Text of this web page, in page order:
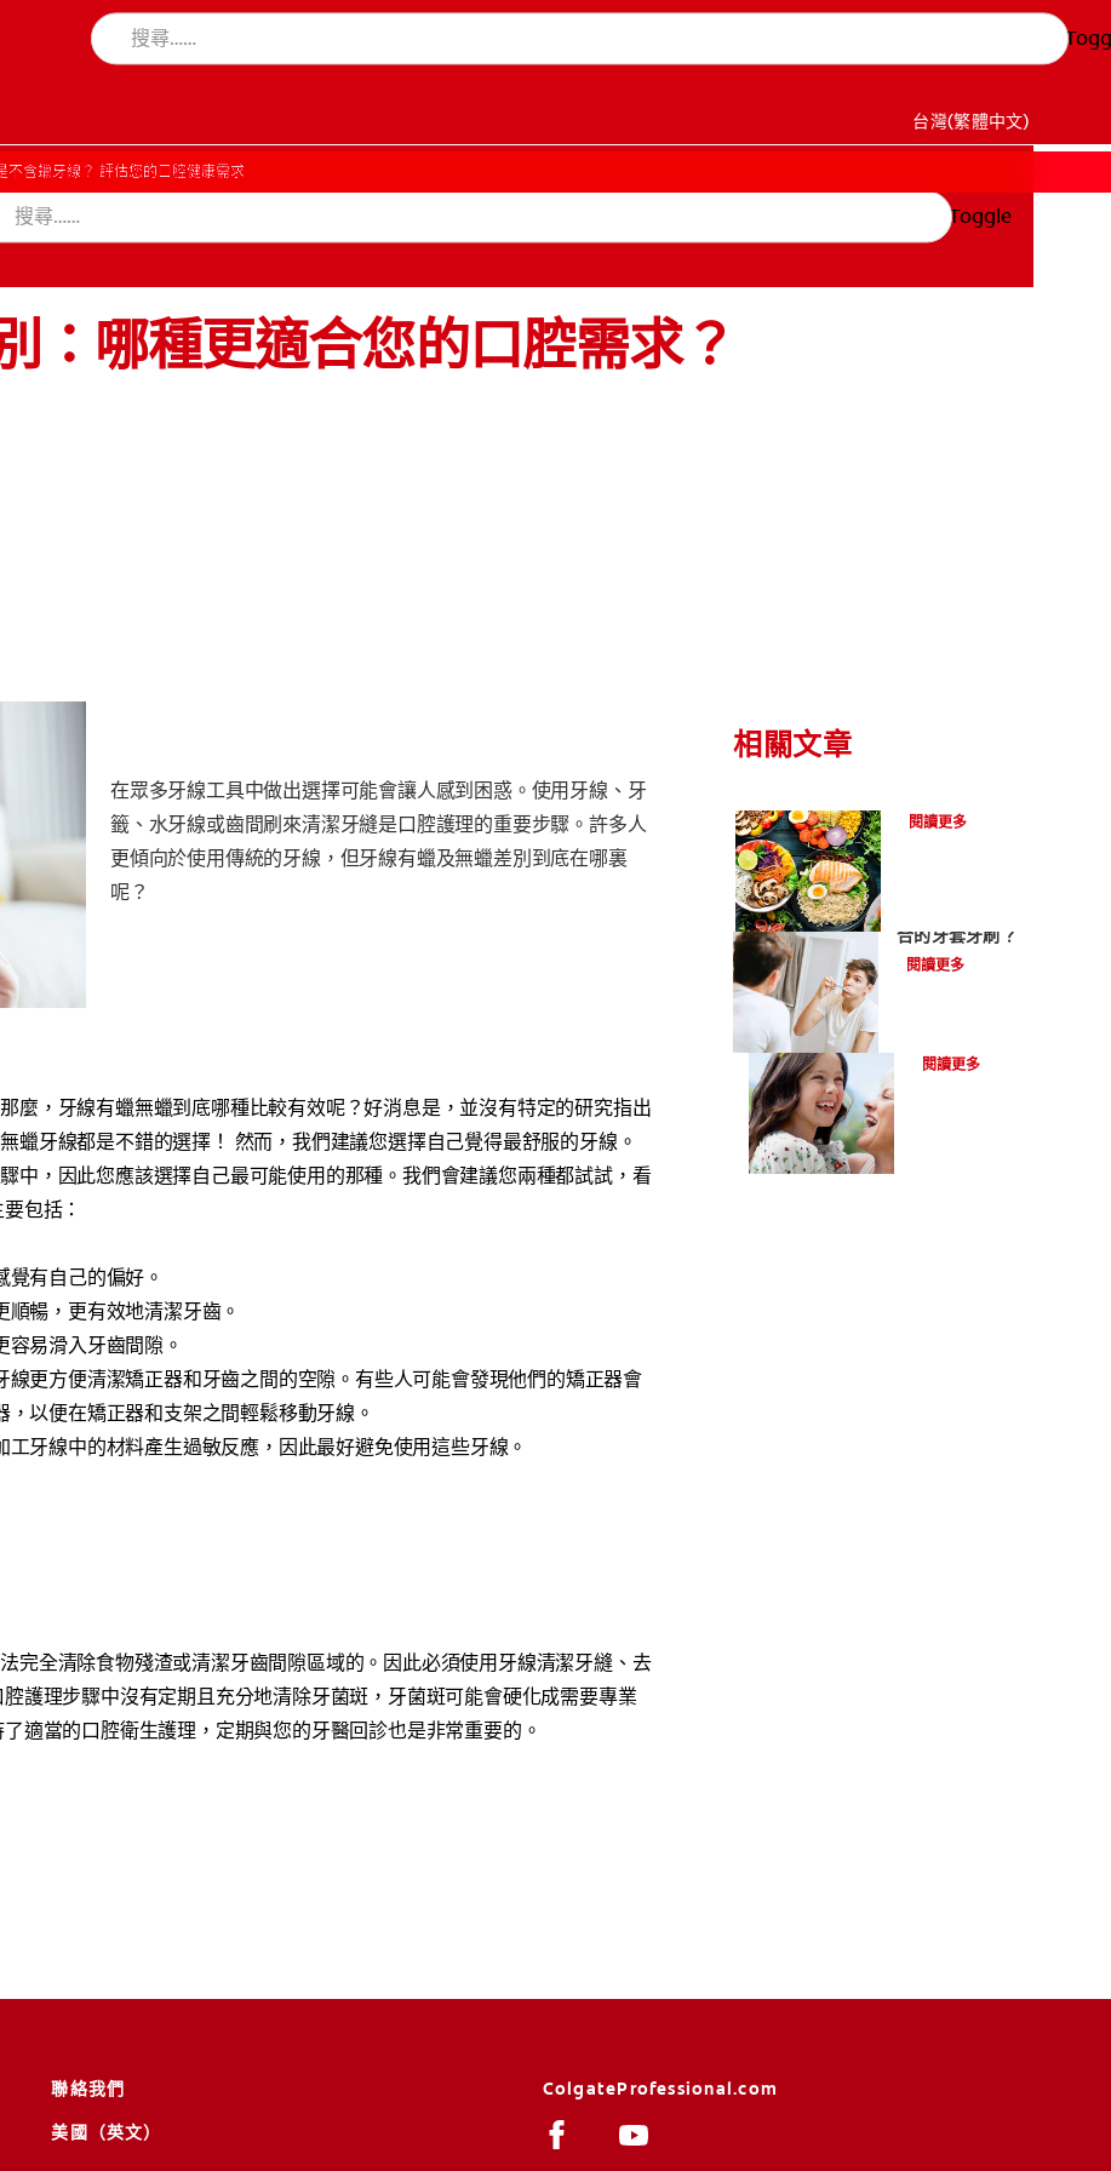
台灣(繁體中文)
Toggle
不含蠟牙線？ 評估您的口腔健康需求
：哪種更適合您的口腔需求？
在眾多牙線工具中做出選擇可能會讓人感到困惑。使用牙線、牙
籤、水牙線或齒間刷來清潔牙縫是口腔護理的重要步驟。許多人
更傾向於使用傳統的牙線，但牙線有蠟及無蠟差別到底在哪裏
呢？
麼，牙線有蠟無蠟到底哪種比較有效呢？好消息是，並沒有特定的研究指出
蠟牙線都是不錯的選擇！ 然而，我們建議您選擇自己覺得最舒服的牙線。
中，因此您應該選擇自己最可能使用的那種。我們會建議您兩種都試試，看
包括：
有自己的偏好。
暢，更有效地清潔牙齒。
易滑入牙齒間隙。
更方便清潔矯正器和牙齒之間的空隙。有些人可能會發現他們的矯正器會
以便在矯正器和支架之間輕鬆移動牙線。
牙線中的材料產生過敏反應，因此最好避免使用這些牙線。
完全清除食物殘渣或清潔牙齒間隙區域的。因此必須使用牙線清潔牙縫、去
護理步驟中沒有定期且充分地清除牙菌斑，牙菌斑可能會硬化成需要專業
適當的口腔衛生護理，定期與您的牙醫回診也是非常重要的。
相關文章
閱讀更多
合的牙套牙刷？
閱讀更多
閱讀更多
聯絡我們
美國（英文）
ColgateProfessional.com